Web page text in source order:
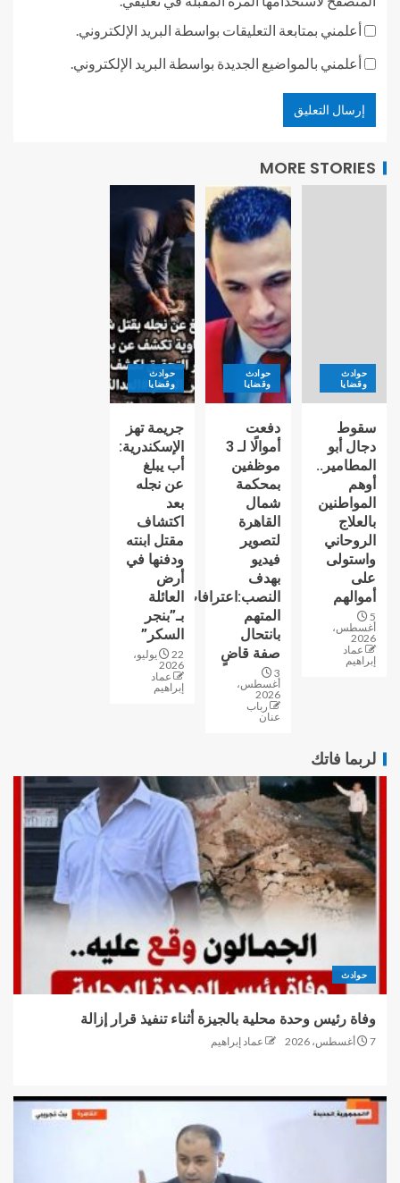
أعلمني بمتابعة التعليقات بواسطة البريد الإلكتروني.
أعلمني بالمواضيع الجديدة بواسطة البريد الإلكتروني.
MORE STORIES
حوادث
وقضايا
سقوط
دجال أبو
المطامير..
أوهم
المواطنين
بالعلاج
الروحاني
واستولى
على
أموالهم
5
أغسطس،
2026
عماد
إبراهيم
حوادث
وقضايا
دفعت
أموالًا لـ 3
موظفين
بمحكمة
شمال
القاهرة
لتصوير
فيديو
بهدف
النصب:اعترافات
المتهم
بانتحال
صفة قاضٍ
3
أغسطس،
2026
رباب
عنان
حوادث
وقضايا
جريمة تهز
الإسكندرية:
أب يبلغ
عن نجله
بعد
اكتشاف
مقتل ابنته
ودفنها في
أرض
العائلة
بـ”بنجر
السكر”
22 يوليو،
2026
عماد
إبراهيم
لربما فاتك
حوادث
وفاة رئيس وحدة محلية بالجيزة أثناء تنفيذ قرار إزالة
7 أغسطس، 2026 عماد إبراهيم